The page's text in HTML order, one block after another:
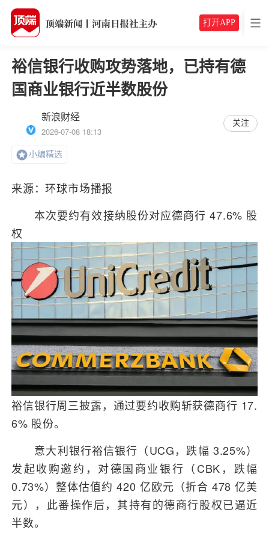
打开APP
裕信银行收购攻势落地，已持有德
国商业银行近半数股份
新浪财经
2026-07-08 18:13
关注
小编精选
来源：环球市场播报
本次要约有效接纳股份对应德商行 47.6% 股
权
裕信银行周三披露，通过要约收购斩获德商行 17.
6% 股份。
意大利银行裕信银行（UCG，跌幅 3.25%）
发起收购邀约，对德国商业银行（CBK，跌幅
0.73%）整体估值约 420 亿欧元（折合 478 亿美
元），此番操作后，其持有的德商行股权已逼近
半数。